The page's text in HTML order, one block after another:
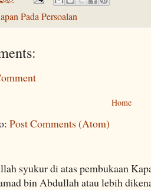
Pada Persoalan
Home
Post Comments (Atom)
syukur di atas pembukaan
bin Abdullah atau lebih